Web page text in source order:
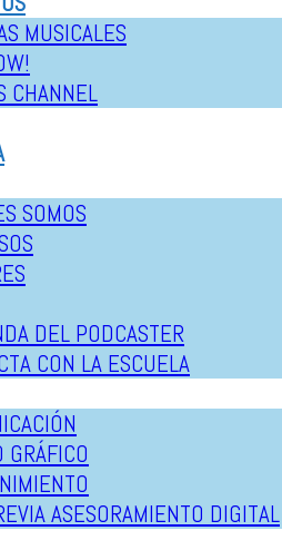
MUSICALES
CHANNEL
SOMOS
DEL PODCASTER
CON LA ESCUELA
GRÁFICO
ASESORAMIENTO DIGITAL